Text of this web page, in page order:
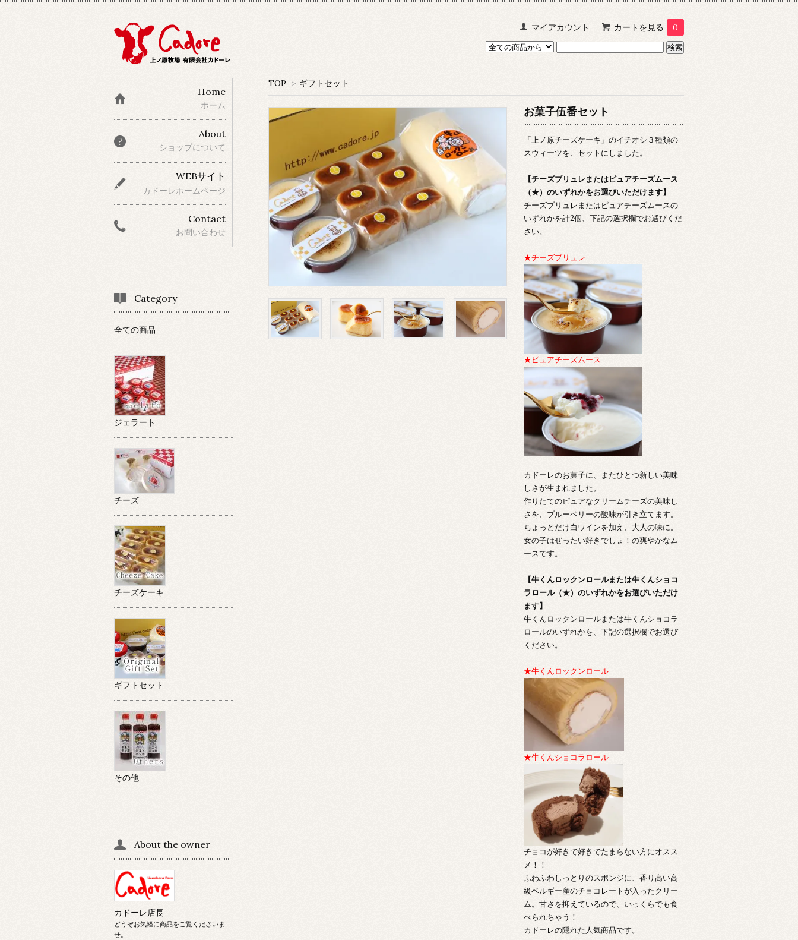
マイアカウント カートを見る 0
TOP > ギフトセット
お菓子伍番セット
「上ノ原チーズケーキ」のイチオシ３種類の
スウィーツを、セットにしました。
【チーズブリュレまたはピュアチーズムース
（★）のいずれかをお選びいただけます】
チーズブリュレまたはピュアチーズムースの
いずれかを計2個、下記の選択欄でお選びくだ
さい。
★チーズブリュレ
★ピュアチーズムース
カドーレのお菓子に、またひとつ新しい美味
しさが生まれました。
作りたてのピュアなクリームチーズの美味し
さを、ブルーベリーの酸味が引き立てます。
ちょっとだけ白ワインを加え、大人の味に。
女の子はぜったい好きでしょ！の爽やかなム
ースです。
【牛くんロックンロールまたは牛くんショコ
ラロール（★）のいずれかをお選びいただけ
ます】
牛くんロックンロールまたは牛くんショコラ
ロールのいずれかを、下記の選択欄でお選び
ください。
★牛くんロックンロール
★牛くんショコラロール
チョコが好きで好きでたまらない方にオスス
メ！！
ふわふわしっとりのスポンジに、香り高い高
級ベルギー産のチョコレートが入ったクリー
ム。甘さを抑えているので、いっくらでも食
べられちゃう！
カドーレの隠れた人気商品です。
Home
ホーム
About
ショップについて
WEBサイト
カドーレホームページ
Contact
お問い合わせ
Category
全ての商品
ジェラート
チーズ
チーズケーキ
ギフトセット
その他
About the owner
カドーレ店長
どうぞお気軽に商品をご覧くださいま
せ。